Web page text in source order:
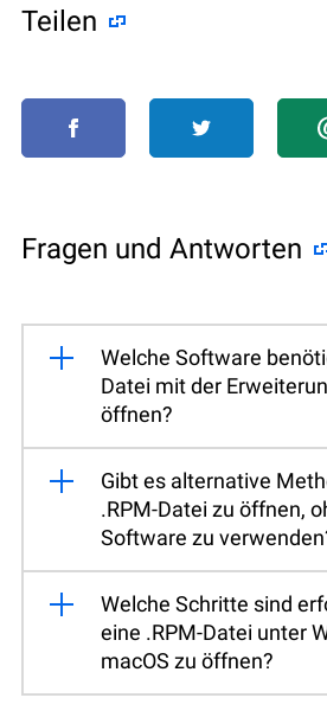
Teilen
Fragen und Antworten
Welche Software
Datei mit der
öffnen?
Gibt es alternative
.RPM-Datei zu öffnen,
Software zu
Welche Schritte sind
eine .RPM-Datei unter
macOS zu öffnen?